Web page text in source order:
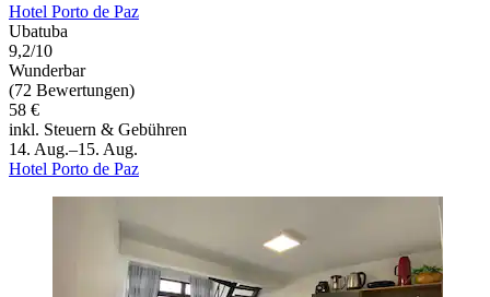
Hotel Porto de Paz
Ubatuba
9,2/10
Wunderbar
(72 Bewertungen)
58 €
inkl. Steuern & Gebühren
14. Aug.–15. Aug.
Hotel Porto de Paz